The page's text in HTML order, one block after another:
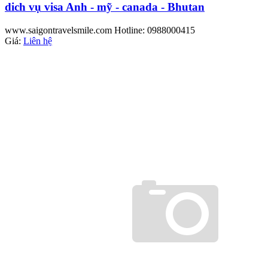
dich vụ visa Anh - mỹ - canada - Bhutan
www.saigontravelsmile.com Hotline: 0988000415
Giá: Liên hệ